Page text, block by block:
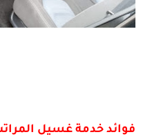
فوائد خدمة غسيل